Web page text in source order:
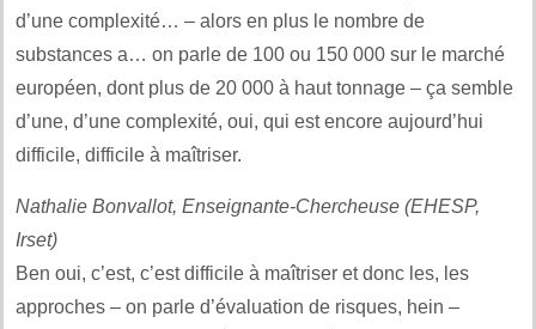
d’une complexité… – alors en plus le nombre de
substances a… on parle de 100 ou 150 000 sur le marché
européen, dont plus de 20 000 à haut tonnage – ça semble
d’une, d’une complexité, oui, qui est encore aujourd’hui
difficile, difficile à maîtriser.
Nathalie Bonvallot, Enseignante-Chercheuse (EHESP,
Irset)
Ben oui, c’est, c’est difficile à maîtriser et donc les, les
approches – on parle d’évaluation de risques, hein –